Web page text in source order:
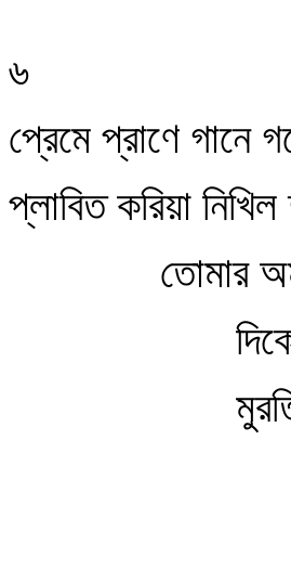
৬
প্রেমে প্রাণে
প্লাবিত করিয়া
তোমার